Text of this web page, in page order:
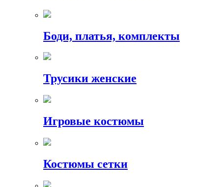
Боди, платья, комплекты
Трусики женские
Игровые костюмы
Костюмы сетки